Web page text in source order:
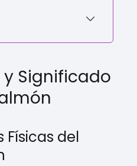
Significado
del